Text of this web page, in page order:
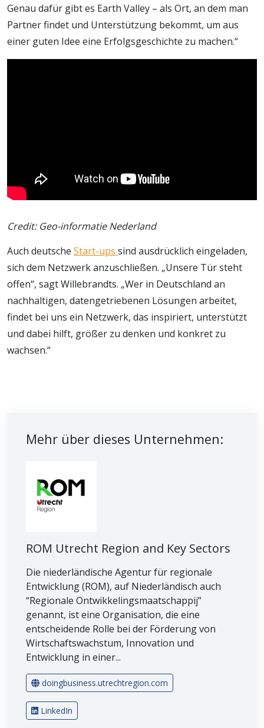
Genau dafür gibt es Earth Valley – als Ort, an dem man
Partner findet und Unterstützung bekommt, um aus
einer guten Idee eine Erfolgsgeschichte zu machen.“
Credit: Geo-informatie Nederland
Auch deutsche Start-ups sind ausdrücklich eingeladen,
sich dem Netzwerk anzuschließen. „Unsere Tür steht
offen“, sagt Willebrandts. „Wer in Deutschland an
nachhaltigen, datengetriebenen Lösungen arbeitet,
findet bei uns ein Netzwerk, das inspiriert, unterstützt
und dabei hilft, größer zu denken und konkret zu
wachsen.“
Mehr über dieses Unternehmen:
ROM Utrecht Region and Key Sectors
Die niederländische Agentur für regionale
Entwicklung (ROM), auf Niederländisch auch
“Regionale Ontwikkelingsmaatschappij”
genannt, ist eine Organisation, die eine
entscheidende Rolle bei der Förderung von
Wirtschaftswachstum, Innovation und
Entwicklung in einer...
doingbusiness.utrechtregion.com
LinkedIn